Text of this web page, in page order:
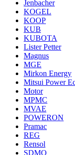
Jenbacher
KOGEL
KOOP
KUB
KUBOTA
Lister Petter
Magnus
MGE
Mirkon Energy
Mitsui Power
Motor
MPMC
MVAE
POWERON
Pramac
REG
Rensol
SDMO